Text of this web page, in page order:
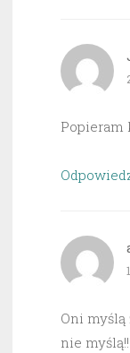
Popieram
Oni
nie